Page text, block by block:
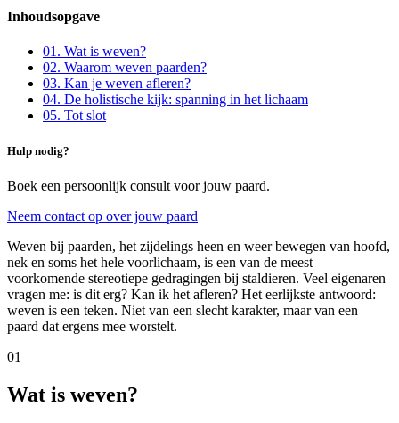
Inhoudsopgave
01. Wat is weven?
02. Waarom weven paarden?
03. Kan je weven afleren?
04. De holistische kijk: spanning in het lichaam
05. Tot slot
Hulp nodig?
Boek een persoonlijk consult voor jouw paard.
Neem contact op over jouw paard
Weven bij paarden, het zijdelings heen en weer bewegen van hoofd,
nek en soms het hele voorlichaam, is een van de meest
voorkomende stereotiepe gedragingen bij staldieren. Veel eigenaren
vragen me: is dit erg? Kan ik het afleren? Het eerlijkste antwoord:
weven is een teken. Niet van een slecht karakter, maar van een
paard dat ergens mee worstelt.
01
Wat is weven?